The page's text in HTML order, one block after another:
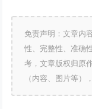
免责声明：文章内
性、完整性、准确
考，文章版权归原
（内容、图片等）